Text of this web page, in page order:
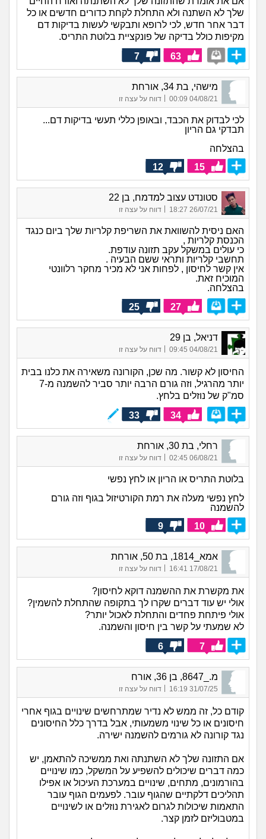
שלך לא השתנה ולא התחלת לקחת כדורים חדשים או כל
דבר אחר חדש, לכי לרופא ותבקשי לעשות בדיקות דם
מקיפות כולל בדיקה של פונקציית בלוטת התריס.
63
7
מישהי, בת 34, אורחת
04/08/21 00:09 דווח על עצה זו
לכי לבדוק את הכבד, ובאופן כללי תעשי בדיקות דם...
תבדקי גם הריון
בהצלחה
15
12
סטונדט עצוב למדמח, בן 22
26/07/21 18:27 דווח על עצה זו
האם ניסית להשוואת את השריפת קלריות שלך ביום כנגד
הכנסת קלריות ,
כי עולים במשקל עקב תזונה עודפת.
תחשבי קלריות ותראי ששם הבעיה .
אין קשר לחיסון , לפחות אני לא מכיר מחקר רלוונטי
המוכיח זאת.
בהצלחה.
27
25
דניאל, בן 29
04/08/21 09:45
| דווח על עצה זו
החיסון לא קשור. מה שכן, הקורונה משאירה את כלנו בבית
יותר מהרגיל, וזה גורם הרבה יותר סביר להשמנה מ-7
סמ"ק של נוזלים בלחץ.
34
33
רחלי, בת 30, אורחת
06/08/21 02:45
| דווח על עצה זו
בלוטת התריס או הריון או לחץ נפשי
לחץ נפשי מעלה את רמת הקורטיזול בגוף וזה גורם
להשמנה
10
9
אמא_1814, בת 50, אורחת
17/08/21 16:41 דווח על עצה זו
את מקשרת את ההשמנה דוקא לחיסון?
אולי יש עוד דברים שקרו לך בתקופה שהתחלת להשמין?
אולי פיתחת פחדים והתחלת לאכול יותר?
לא שמעתי על קשר בין חיסון והשמנה.
7
6
מ._8647, בן 36, אורח
31/07/25 16:19 דווח על עצה זו
קודם כל, זה ממש לא נדיר שמתרחשים שינויים בגוף אחרי
חיסונים או כל שינוי משמעותי, אבל בדרך כלל החיסונים
נגד קורונה לא גורמים להשמנה ישירה.
אם התזונה שלך לא השתנתה ואת ממשיכה להתאמן, יש
כמה דברים שיכולים להשפיע על המשקל, כמו שינויים
בהורמונים, מתחים, שינויים במערכת העיכול או אפילו
תהליכים דלקתיים שהגוף עובר. לפעמים הגוף עובר
התאמות שיכולות לגרום לאגירת נוזלים או לשינויים
במטבוליזם לזמן קצר.